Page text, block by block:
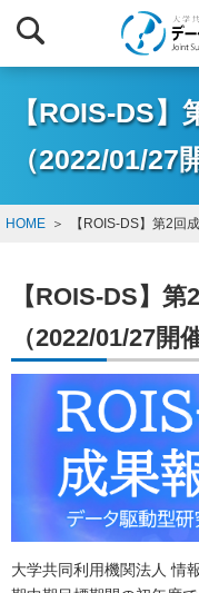
【ROIS-DS
（2022/01/27
HOME 【ROIS-DS】第2回
【ROIS-DS】
（2022/01/27開催
大学共同利用機関法人 情